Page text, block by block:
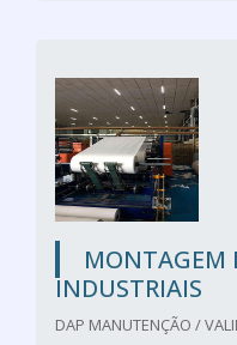
MONTAGEM
INDUSTRIAIS
DAP MANUTENÇÃO /